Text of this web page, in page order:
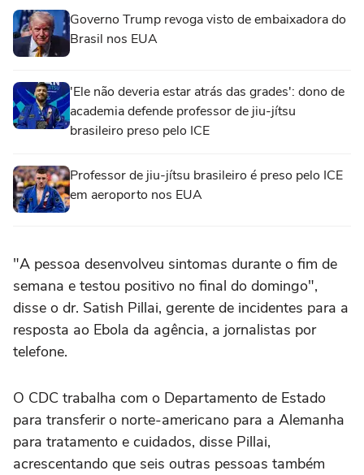
Governo Trump revoga visto de embaixadora do
Brasil nos EUA
'Ele não deveria estar atrás das grades': dono de
academia defende professor de jiu-jítsu
brasileiro preso pelo ICE
Professor de jiu-jítsu brasileiro é preso pelo ICE
em aeroporto nos EUA
"A pessoa desenvolveu sintomas durante ‌o fim de
semana e testou positivo no final do domingo",
disse o dr. Satish Pillai, gerente de incidentes para a
resposta ao Ebola da agência, a jornalistas por
telefone.
O ‌CDC trabalha com o Departamento de Estado
para transferir o ‌norte-americano para a Alemanha
para tratamento e cuidados, disse Pillai,
acrescentando que seis outras pessoas também